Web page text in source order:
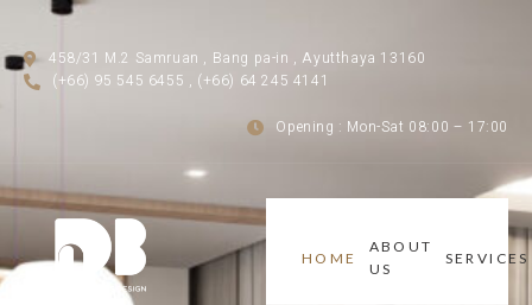
content458/31 M.2 Samruan , Bang pa-in , Ayutthaya 13160
(+66) 95 545 6455 , (+66) 64 245 4141
Opening : Mon-Sat 08:00 – 17:00
HOME
ABOUT
US
SERVICES